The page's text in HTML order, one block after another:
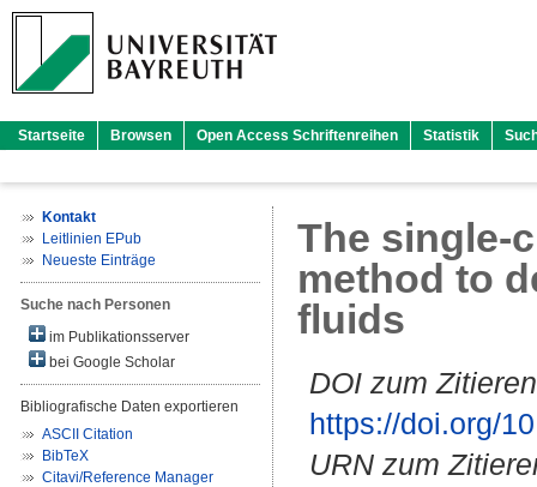
Startseite Browsen Open Access Schriftenreihen Statistik
Kontakt
Leitlinien EPub
Neueste Einträge
Suche nach Personen
im Publikationsserver
bei Google Scholar
Bibliografische Daten exportieren
ASCII Citation
BibTeX
Citavi/Reference Manager
The single-
method to
fluids
DOI zum
https://doi.org/
URN zum